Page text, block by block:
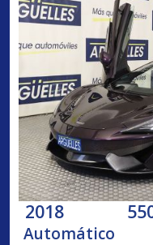
2018
Automático